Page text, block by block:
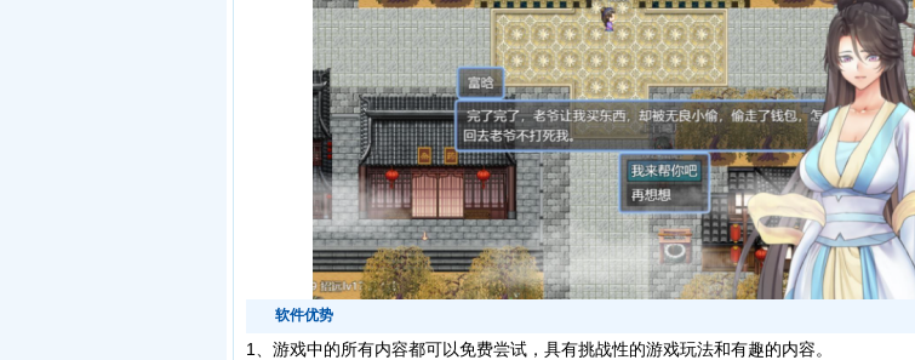
软件优势
1、 游戏中的所有内容都可以免费尝试，具有挑战性的游戏玩法和有趣的内容。